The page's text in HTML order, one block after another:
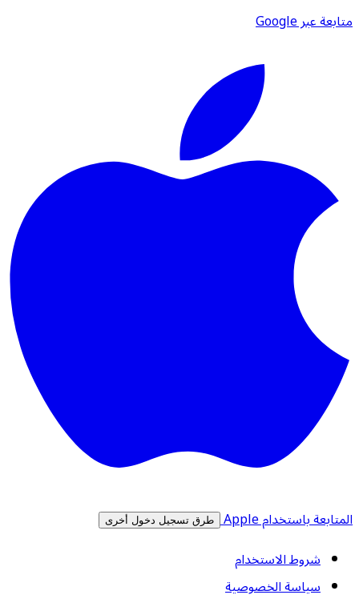
متابعة عبر Google
المتابعة باستخدام Apple طرق تسجيل دخول أخرى
شروط الاستخدام
سياسة الخصوصية